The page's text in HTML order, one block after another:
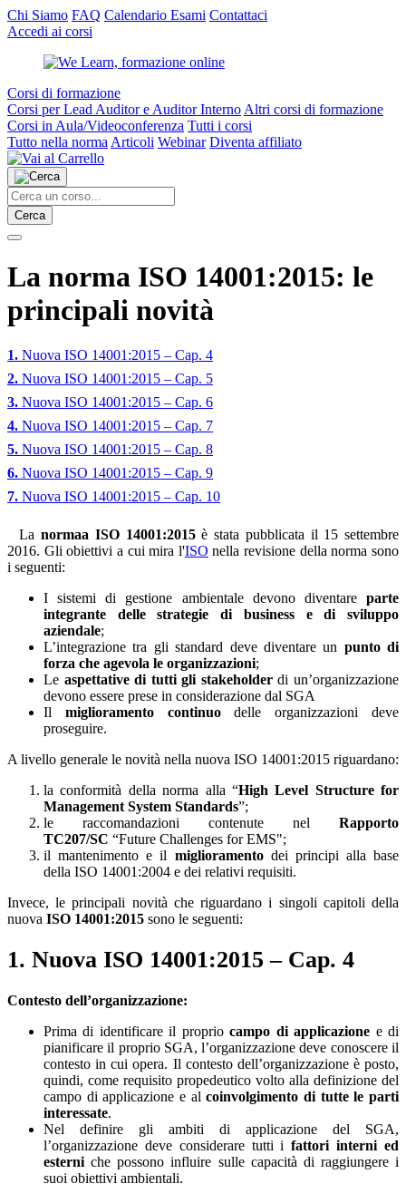
Chi Siamo FAQ Calendario Esami Contattaci
Accedi ai corsi
Corsi di formazione
Corsi per Lead Auditor e Auditor Interno Altri corsi di formazione
Corsi in Aula/Videoconferenza Tutti i corsi
Tutto nella norma Articoli Webinar Diventa affiliato
Cerca
La norma ISO 14001:2015: le
principali novità
1. Nuova ISO 14001:2015 – Cap. 4
2. Nuova ISO 14001:2015 – Cap. 5
3. Nuova ISO 14001:2015 – Cap. 6
4. Nuova ISO 14001:2015 – Cap. 7
5. Nuova ISO 14001:2015 – Cap. 8
6. Nuova ISO 14001:2015 – Cap. 9
7. Nuova ISO 14001:2015 – Cap. 10
Lanormaa ISO 14001:2015è stata pubblicata il 15 settembre
2016. Gli obiettivi a cui mira l'ISO nella revisione della norma sono
i seguenti:
I sistemi di gestione ambientale devono diventare parte
integrante delle strategie di business e di sviluppo
aziendale;
L’integrazione tra gli standard deve diventare un punto di
forza che agevola le organizzazioni;
Le aspettative di tutti gli stakeholderdi un’organizzazione
devono essere prese in considerazione dal SGA
Il miglioramento continuodelle organizzazioni deve
proseguire.
A livello generale le novità nella nuova ISO 14001:2015 riguardano:
la conformità della norma alla “High Level Structure for
Management System Standards”;
le raccomandazioni contenute nel Rapporto
TC207/SC “Future Challenges for EMS";
il mantenimento e il miglioramentodei principi alla base
della ISO 14001:2004 e dei relativi requisiti.
Invece, le principali novità che riguardano i singoli capitoli della
nuova ISO 14001:2015 sono le seguenti:
1. Nuova ISO 14001:2015 – Cap. 4
Contesto dell’organizzazione:
Prima di identificare il propriocampo di applicazione e di
pianificare il proprio SGA, l’organizzazione deve conoscere il
contesto in cui opera. Il contesto dell’organizzazione è posto,
quindi, come requisito propedeutico volto alla definizione del
campo di applicazione e alcoinvolgimento di tutte le parti
interessate.
Nel definire gli ambiti di applicazione del SGA,
l’organizzazione deve considerare tutti ifattori interni ed
esterni che possono influire sulle capacità di raggiungere i
suoi obiettivi ambientali.